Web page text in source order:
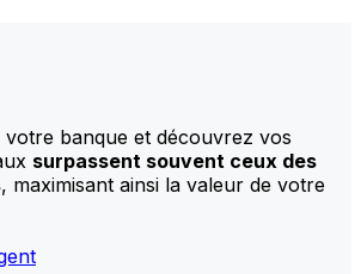
banque et découvrez vos
surpassent souvent ceux des
, maximisant ainsi la valeur de votre